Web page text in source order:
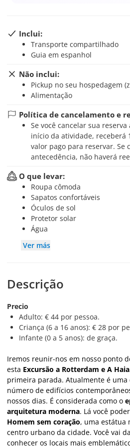
Inclui:
Transporte compartilhado
Guia em espanhol
Não inclui:
Pickup no seu hospedagem
Alimentação
Política de cancelamento e
Se você cancelar sua reserva até 24 horas antes do
início da atividade, receberá
valor pago para reservar. Se
antecedência, não haverá
O que levar:
Roupa cômoda
Sapatos confortáveis
Óculos de sol
Protetor solar
Água
Ver más
Descrição
Precio
Adulto: € 44 por pessoa.
Criança (6 a 16 anos): € 28 por
Infante (0 a 5 anos): de graça.
Iremos reunir-nos em nosso ponto
esta Excursão a Rotterdam e A Haia
primeira parada. Atualmente é uma
número de edifícios
nossos dias. É considerada como o
arquitetura moderna. Lá você
Homem sem coração, uma estátua
centro urbano da cidade. Você vai
conhecer os locais mais